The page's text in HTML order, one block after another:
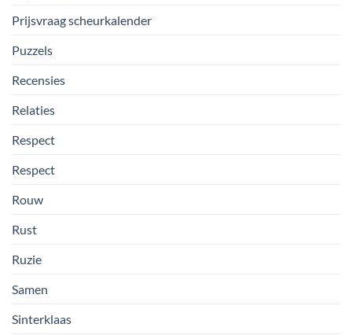
Prijsvraag scheurkalender
Puzzels
Recensies
Relaties
Respect
Respect
Rouw
Rust
Ruzie
Samen
Sinterklaas